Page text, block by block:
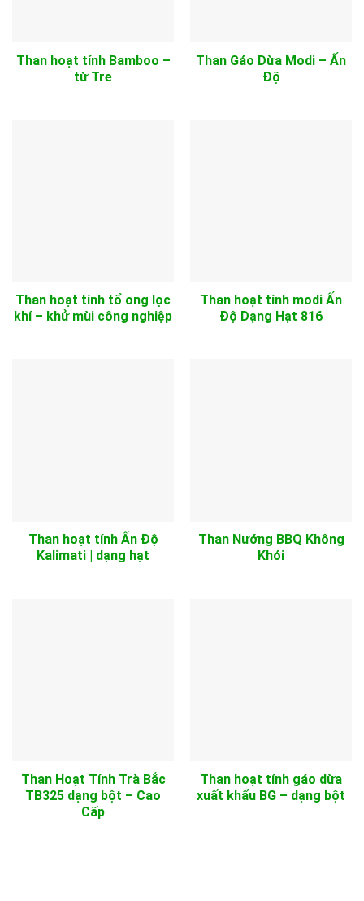
Than hoạt tính Bamboo –
từ Tre
Than Gáo Dừa Modi – Ấn
Độ
Than hoạt tính tổ ong lọc
khí – khử mùi công nghiệp
Than hoạt tính modi Ấn
Độ Dạng Hạt 816
Than hoạt tính Ấn Độ
Kalimati | dạng hạt
Than Nướng BBQ Không
Khói
Than Hoạt Tính Trà Bắc
TB325 dạng bột – Cao
Cấp
Than hoạt tính gáo dừa
xuất khẩu BG – dạng bột